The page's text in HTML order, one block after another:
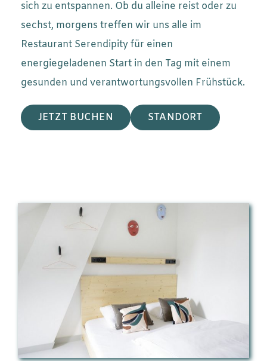
sich zu entspannen. Ob du alleine reist oder zu
sechst, morgens treffen wir uns alle im
Restaurant Serendipity für einen
energiegeladenen Start in den Tag mit einem
gesunden und verantwortungsvollen Frühstück.
JETZT BUCHEN STANDORT